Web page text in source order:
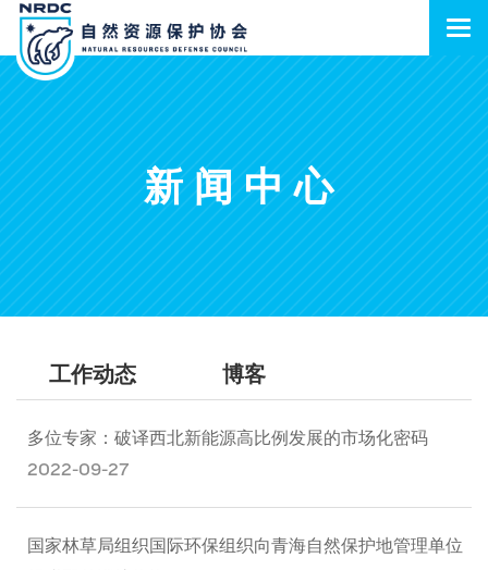
新闻中心
工作动态 博客
多位专家：破译西北新能源高比例发展的市场化密码
2022-09-27
国家林草局组织国际环保组织向青海自然保护地管理单位